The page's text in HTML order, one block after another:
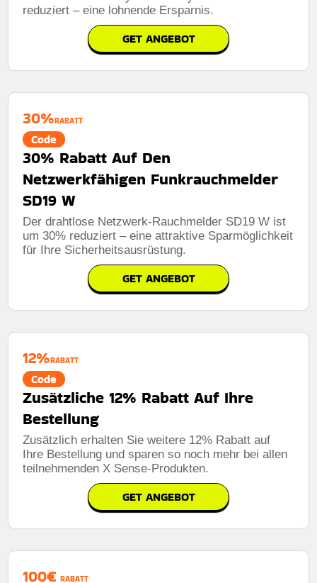
reduziert – eine lohnende Ersparnis.
GET ANGEBOT
30%RABATT
Code
30% Rabatt Auf Den
Netzwerkfähigen Funkrauchmelder
SD19 W
Der drahtlose Netzwerk-Rauchmelder SD19 W ist
um 30% reduziert – eine attraktive Sparmöglichkeit
für Ihre Sicherheitsausrüstung.
GET ANGEBOT
12%RABATT
Code
Zusätzliche 12% Rabatt Auf Ihre
Bestellung
Zusätzlich erhalten Sie weitere 12% Rabatt auf
Ihre Bestellung und sparen so noch mehr bei allen
teilnehmenden X Sense-Produkten.
GET ANGEBOT
100€ RABATT